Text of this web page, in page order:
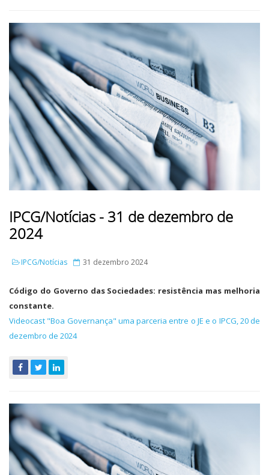
IPCG/Notícias - 31 de dezembro de
2024
IPCG/Notícias 31 dezembro 2024
Código do Governo das Sociedades: resistência mas melhoria
constante.
Videocast "Boa Governança" uma parceria entre o JE e o IPCG, 20 de
dezembro de 2024